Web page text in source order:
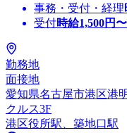
事務・受付・経理
受付時給1,500円〜
勤務地
面接地
愛知県名古屋市港区港
クルス3F
港区役所駅、築地口駅